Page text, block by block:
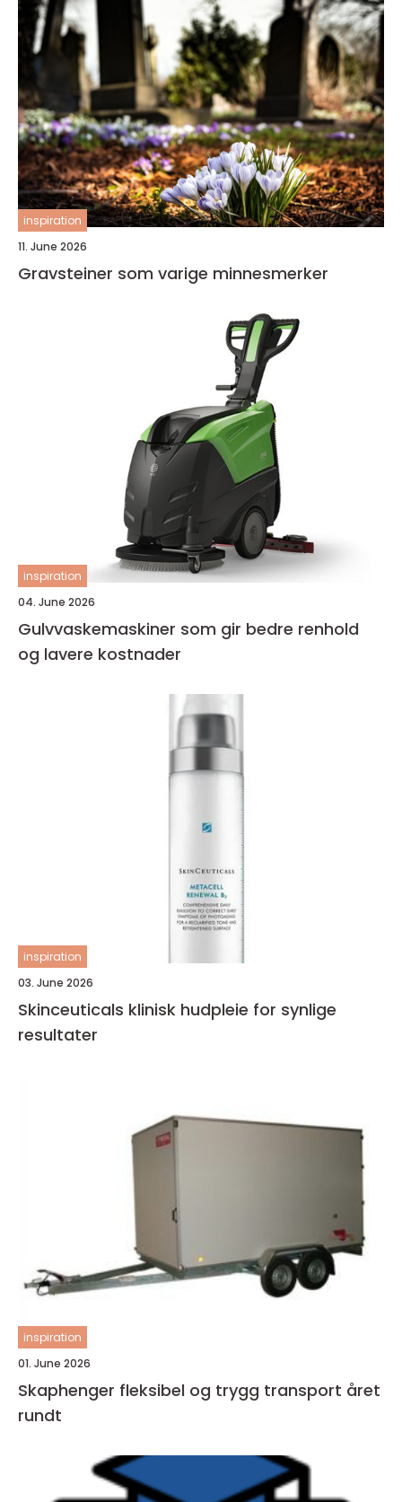
inspiration
11. June 2026
Gravsteiner som varige minnesmerker
inspiration
04. June 2026
Gulvvaskemaskiner som gir bedre renhold
og lavere kostnader
inspiration
03. June 2026
Skinceuticals klinisk hudpleie for synlige
resultater
inspiration
01. June 2026
Skaphenger fleksibel og trygg transport året
rundt